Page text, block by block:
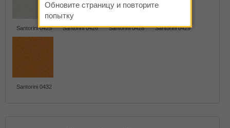
Santorini 0425 Santorini 0426 Santorini 0428 Santorini 0429
Santorini 0432
Обновите страницу и повторите
попытку